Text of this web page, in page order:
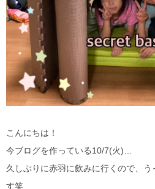
こんにちは！
今ブログを作っている10/7(火)…
久しぶりに赤羽に飲みに行くので、
す笑